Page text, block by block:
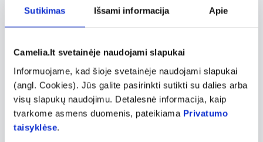
Sutikimas Išsami informacija Apie
Camelia.lt svetainėje naudojami slapukai
Informuojame, kad šioje svetainėje naudojami slapukai
(angl. Cookies). Jūs galite pasirinkti sutikti su dalies arba
visų slapukų naudojimu. Detalesnė informacija, kaip
tvarkome asmens duomenis, pateikiama Privatumo
taisyklėse.
suaugusiems, tiek vaikams. SENI taip pat
siūlo papildomus priežiūros produktus,
tokius kaip odos priežiūros priemonės,
trinties pažeistą odą. Šio prekės ženklo
sukurti produktai gali padėti užtikrinti
maksimalų komfortą ir apsaugą. Tai patikimi,
inovatyvūs, kiekvieno poreikius atitinkantys